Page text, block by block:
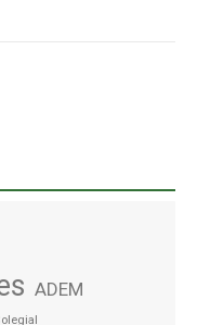
ADEM